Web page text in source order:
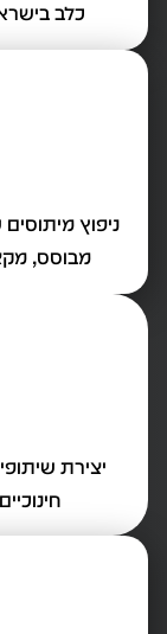
כלב
ניפוץ
מבוסס,
יצירת